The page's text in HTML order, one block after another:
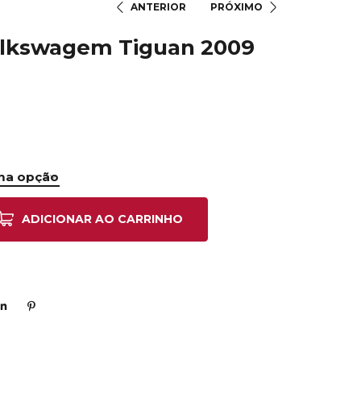
ANTERIOR PRÓXIMO
Tiguan 2009
ADICIONAR AO CARRINHO